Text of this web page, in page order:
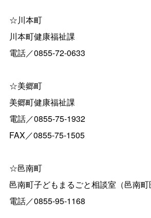
☆川本町
川本町健康福祉課
電話／0855-72-0633
☆美郷町
美郷町健康福祉課
電話／0855-75-1932
FAX／0855-75-1505
☆邑南町
邑南町子どもまるごと相談室（邑南町
電話／0855-95-1168